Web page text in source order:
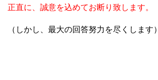
正直に、誠意を込めてお断り致します。
（しかし、最大の回答努力を尽くします）